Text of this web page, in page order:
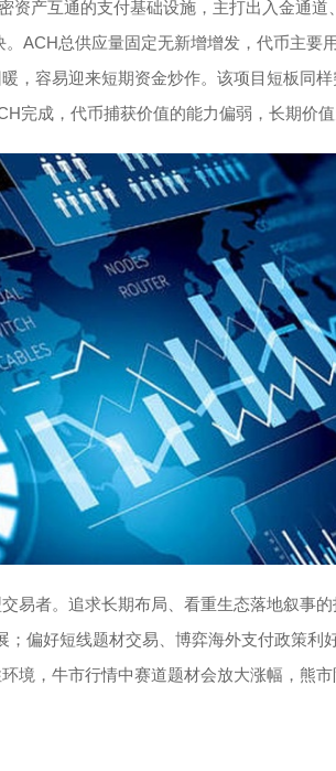
资产互通的支付基础设施，主打出入金通道
ACH总供应量固定无新增增发，代币主要
，容易迎来短期资金炒作。该项目短板同样
完成，代币捕获价值的能力偏弱，长期价值
易者。追求长期布局、看重生态落地叙事
偏好短线题材交易、博弈海外支付政策利
境，牛市行情中赛道题材会放大涨幅，熊